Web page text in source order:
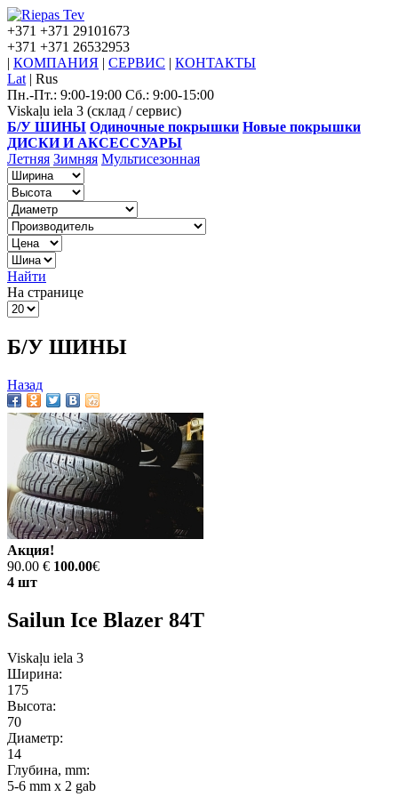
+371 +371 29101673
+371 +371 26532953
| КОМПАНИЯ | СЕРВИС | КОНТАКТЫ
Lat | Rus
Пн.-Пт.: 9:00-19:00 Сб.: 9:00-15:00
Viskaļu iela 3 (склад / сервис)
Б/У ШИНЫ Одиночные покрышки Новые покрышки
ДИСКИ И АКСЕССУАРЫ
Летняя Зимняя Мультисезонная
Найти
На странице
Б/У ШИНЫ
Назад
Акция!
90.00 € 100.00€
4 шт
Sailun Ice Blazer 84T
Viskaļu iela 3
Ширина:
175
Высота:
70
Диаметр:
14
Глубина, mm:
5-6 mm x 2 gab